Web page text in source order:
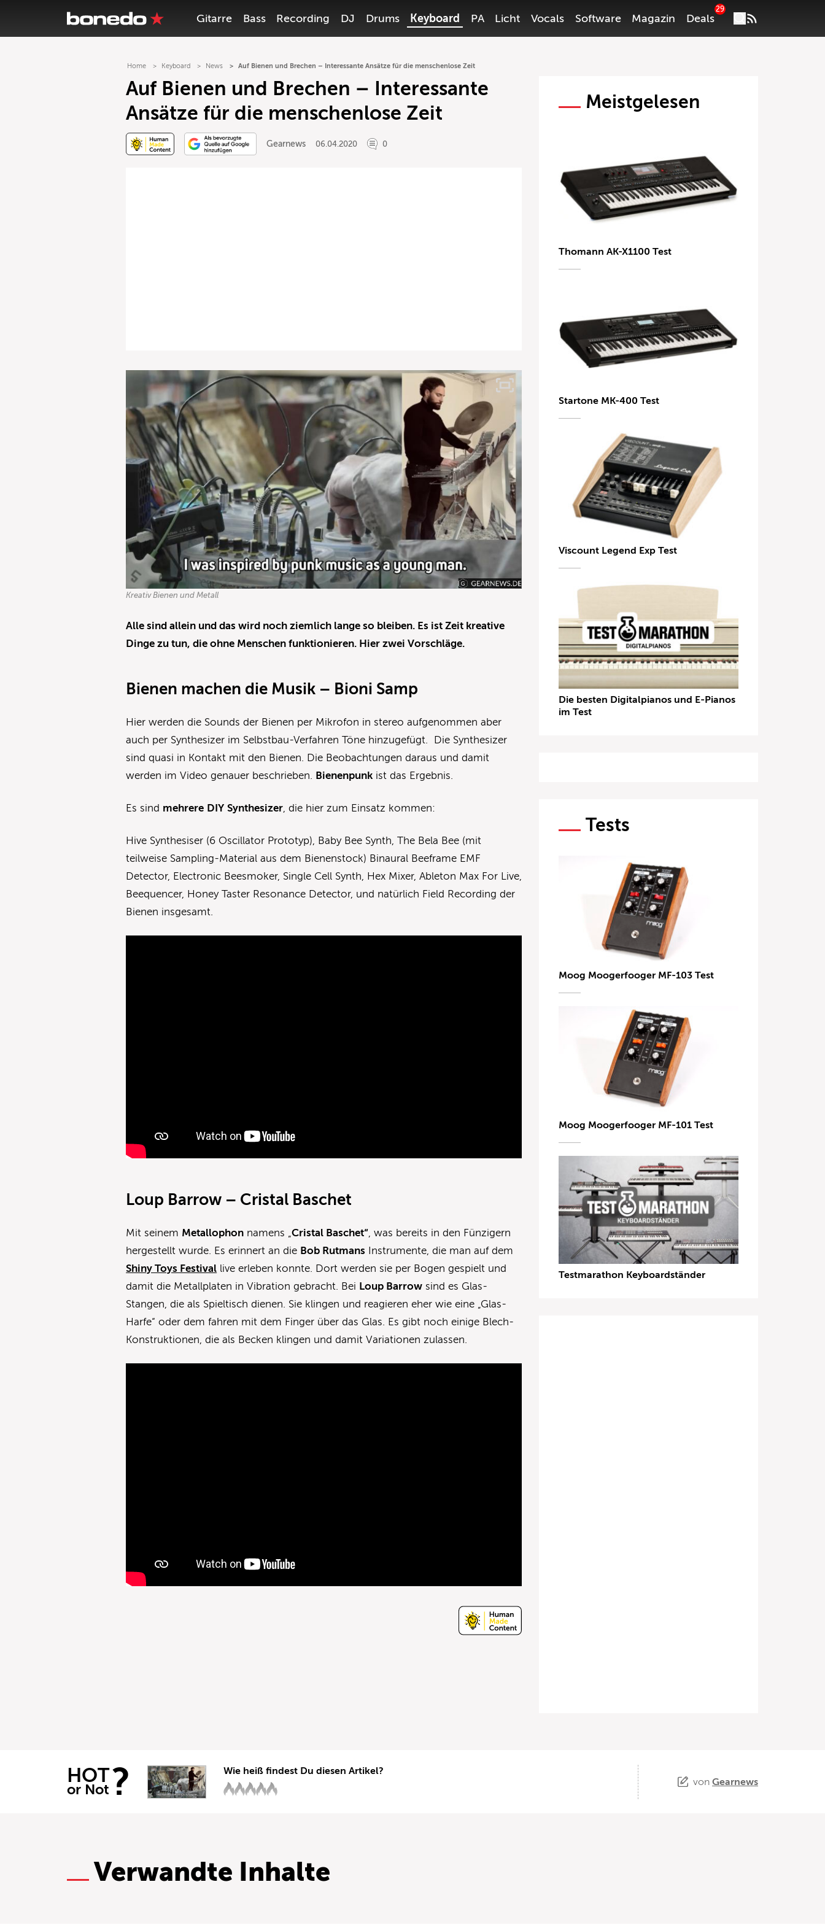
Gitarre Bass Recording DJ Drums Keyboard PA Licht Vocals Software Magazin Deals
29
Home Keyboard News Auf Bienen und Brechen – Interessante Ansätze für die menschenlose Zeit
Auf Bienen und Brechen – Interessante
Ansätze für die menschenlose Zeit
Gearnews 06.04.2020 0
Kreativ Bienen und Metall
Alle sind allein und das wird noch ziemlich lange so bleiben. Es ist Zeit kreative
Dinge zu tun, die ohne Menschen funktionieren. Hier zwei Vorschläge.
Bienen machen die Musik – Bioni Samp
Hier werden die Sounds der Bienen per Mikrofon in stereo aufgenommen aber
auch per Synthesizer im Selbstbau-Verfahren Töne hinzugefügt. Die Synthesizer
sind quasi in Kontakt mit den Bienen. Die Beobachtungen daraus und damit
werden im Video genauer beschrieben. Bienenpunk ist das Ergebnis.
Es sind mehrere DIY Synthesizer, die hier zum Einsatz kommen:
Hive Synthesiser (6 Oscillator Prototyp), Baby Bee Synth, The Bela Bee (mit
teilweise Sampling-Material aus dem Bienenstock) Binaural Beeframe EMF
Detector, Electronic Beesmoker, Single Cell Synth, Hex Mixer, Ableton Max For Live,
Beequencer, Honey Taster Resonance Detector, und natürlich Field Recording der
Bienen insgesamt.
Loup Barrow – Cristal Baschet
Mit seinem Metallophon namens „Cristal Baschet“, was bereits in den Fünzigern
hergestellt wurde. Es erinnert an die Bob Rutmans Instrumente, die man auf dem
Shiny Toys Festival live erleben konnte. Dort werden sie per Bogen gespielt und
damit die Metallplaten in Vibration gebracht. Bei Loup Barrow sind es Glas-
Stangen, die als Spieltisch dienen. Sie klingen und reagieren eher wie eine „Glas-
Harfe“ oder dem fahren mit dem Finger über das Glas. Es gibt noch einige Blech-
Konstruktionen, die als Becken klingen und damit Variationen zulassen.
Meistgelesen
Thomann AK-X1100 Test
Startone MK-400 Test
Viscount Legend Exp Test
Die besten Digitalpianos und E-Pianos
im Test
Tests
Moog Moogerfooger MF-103 Test
Moog Moogerfooger MF-101 Test
Testmarathon Keyboardständer
HOT
or Not ?
Wie heiß findest Du diesen Artikel?
von Gearnews
Verwandte Inhalte